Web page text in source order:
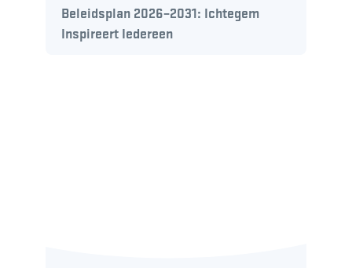
Beleidsplan 2026–2031: Ichtegem
Inspireert Iedereen